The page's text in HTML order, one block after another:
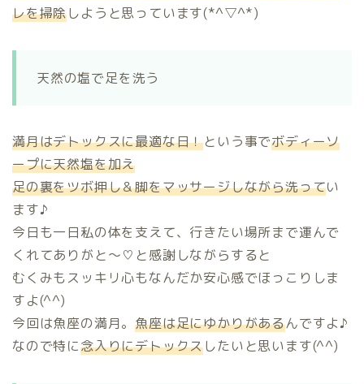
レを掃除しようと思っています(*^▽^*)
天然の塩で足を洗う
満月はデトックスに最適な日！という事でボディーソ
ープに天然塩を加え
足の裏をツボ押し＆脚をマッサージしながら洗ってい
ます♪
今日も一日私の体を支えて、行きたい場所まで運んで
くれてありがと～♡と感謝しながらすると
むくみもスッキリ心もなんだか安心感でほっこりしま
すよ(^^)
今回は魚座の満月。魚座は足にゆかりがあるんですよ♪
なので特に念入りにデトックスしたいと思います(^^)